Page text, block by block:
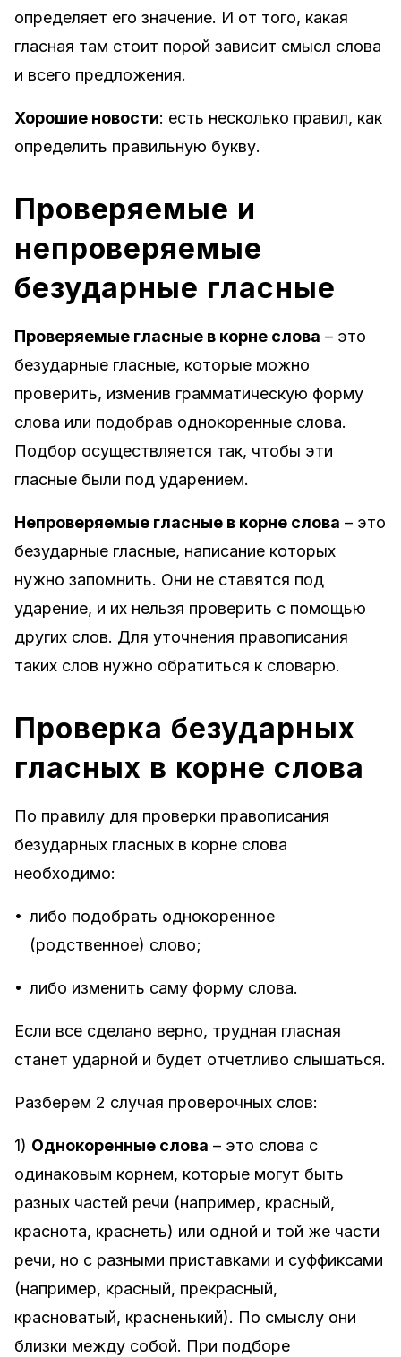
определяет его значение. И от того, какая
гласная там стоит порой зависит смысл слова
и всего предложения.
Хорошие новости: есть несколько правил, как
определить правильную букву.
Проверяемые и
непроверяемые
безударные гласные
Проверяемые гласные в корне слова – это
безударные гласные, которые можно
проверить, изменив грамматическую форму
слова или подобрав однокоренные слова.
Подбор осуществляется так, чтобы эти
гласные были под ударением.
Непроверяемые гласные в корне слова – это
безударные гласные, написание которых
нужно запомнить. Они не ставятся под
ударение, и их нельзя проверить с помощью
других слов. Для уточнения правописания
таких слов нужно обратиться к словарю.
Проверка безударных
гласных в корне слова
По правилу для проверки правописания
безударных гласных в корне слова
необходимо:
• либо подобрать однокоренное
(родственное) слово;
• либо изменить саму форму слова.
Если все сделано верно, трудная гласная
станет ударной и будет отчетливо слышаться.
Разберем 2 случая проверочных слов:
1) Однокоренные слова – это слова с
одинаковым корнем, которые могут быть
разных частей речи (например, красный,
краснота, краснеть) или одной и той же части
речи, но с разными приставками и суффиксами
(например, красный, прекрасный,
красноватый, красненький). По смыслу они
близки между собой. При подборе